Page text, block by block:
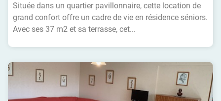
Située dans un quartier pavillonnaire, cette location de
grand confort offre un cadre de vie en résidence séniors.
Avec ses 37 m2 et sa terrasse, cet...